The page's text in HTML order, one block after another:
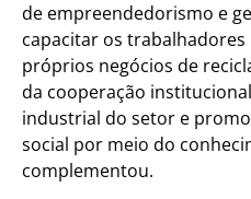
de empreendedorismo e
capacitar os
próprios negócios de
da cooperação
industrial do setor e
social por meio do
complementou.